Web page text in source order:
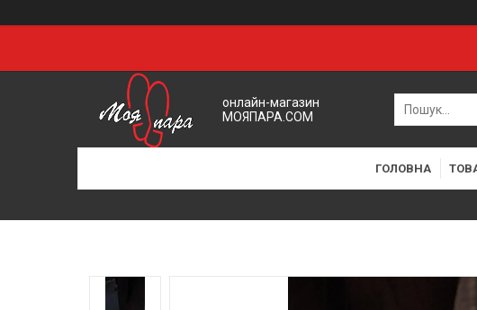
онлайн-магазин
МОЯПАРА.COM
ГОЛОВНА